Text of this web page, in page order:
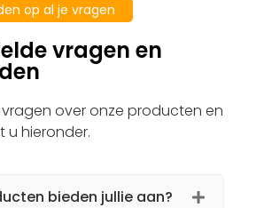
op al je vragen
vragen en
over onze producten en
u hieronder.
bieden jullie aan?